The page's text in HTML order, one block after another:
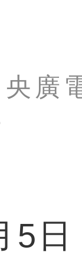
廣
，